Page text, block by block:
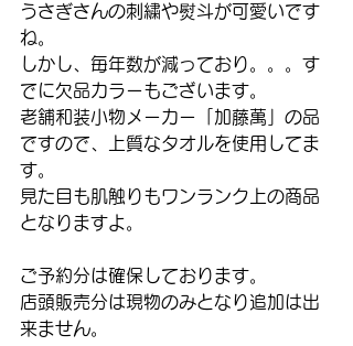
うさぎさんの刺繍や熨斗が可愛いです
ね。
しかし、毎年数が減っており。。。す
でに欠品カラーもございます。
老舗和装小物メーカー「加藤萬」の品
ですので、上質なタオルを使用してま
す。
見た目も肌触りもワンランク上の商品
となりますよ。
ご予約分は確保しております。
店頭販売分は現物のみとなり追加は出
来ません。